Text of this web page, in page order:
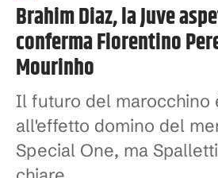
Brahim Diaz, la Juve
conferma Florentino
Mourinho
Il futuro del marocchino
all'effetto domino del
Special One, ma